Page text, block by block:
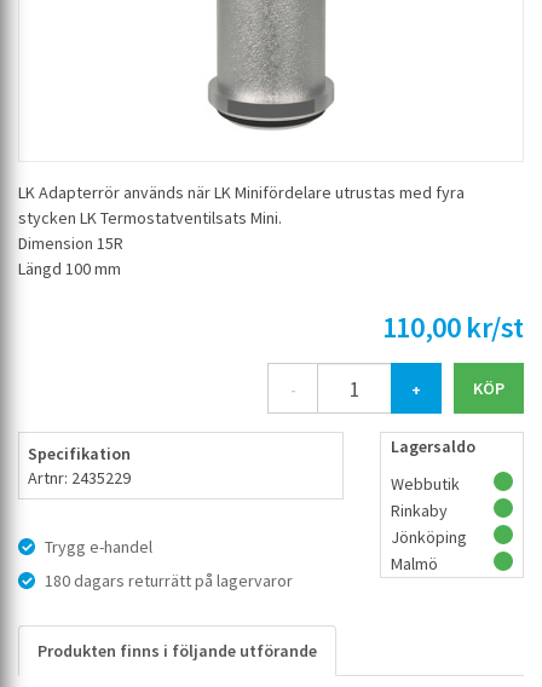
LK Adapterrör används när LK Minifördelare utrustas med fyra
stycken LK Termostatventilsats Mini.
Dimension 15R
Längd 100 mm
110,00 kr/st
- +
Specifikation
Artnr: 2435229
Trygg e-handel
180 dagars returrätt på lagervaror
Lagersaldo
Webbutik
Rinkaby
Jönköping
Malmö
Produkten finns i följande utförande